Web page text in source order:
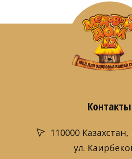
Контакты
110000
ул.